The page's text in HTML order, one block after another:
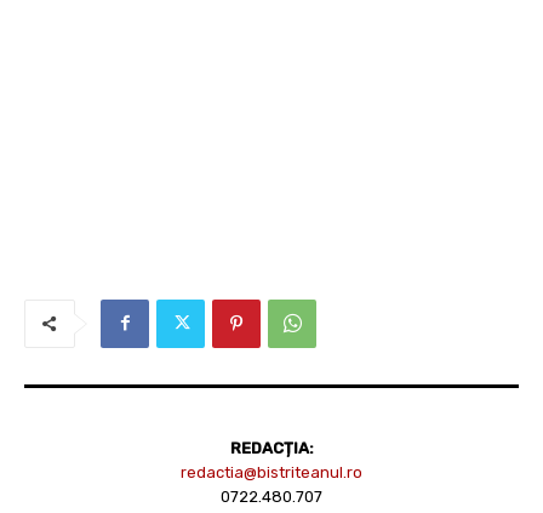
REDACȚIA:
redactia@bistriteanul.ro
0722.480.707